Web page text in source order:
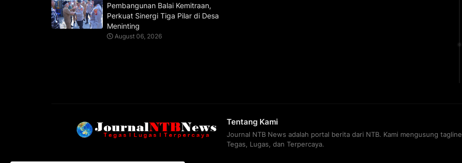
Pembangunan Balai Kemitraan,
Perkuat Sinergi Tiga Pilar di Desa
Meninting
August 06, 2026
Tentang Kami
Journal NTB News adalah portal berita dari NTB. Kami mengusung tagline
Tegas, Lugas, dan Terpercaya.